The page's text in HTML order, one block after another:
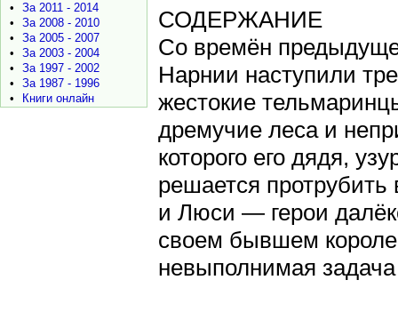
•
За 2011 - 2014
•
За 2008 - 2010
•
За 2005 - 2007
•
За 2003 - 2004
•
За 1997 - 2002
•
За 1987 - 1996
•
Книги онлайн
СОДЕРЖАНИЕ
Со времён
Нарнии наступили
жестокие
дремучие леса и
которого его дядя,
решается
и Люси — герои
своем бывшем
невыполнимая